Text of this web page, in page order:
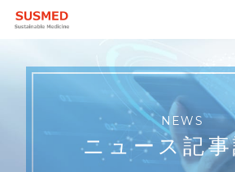
NEWS
ニュース記